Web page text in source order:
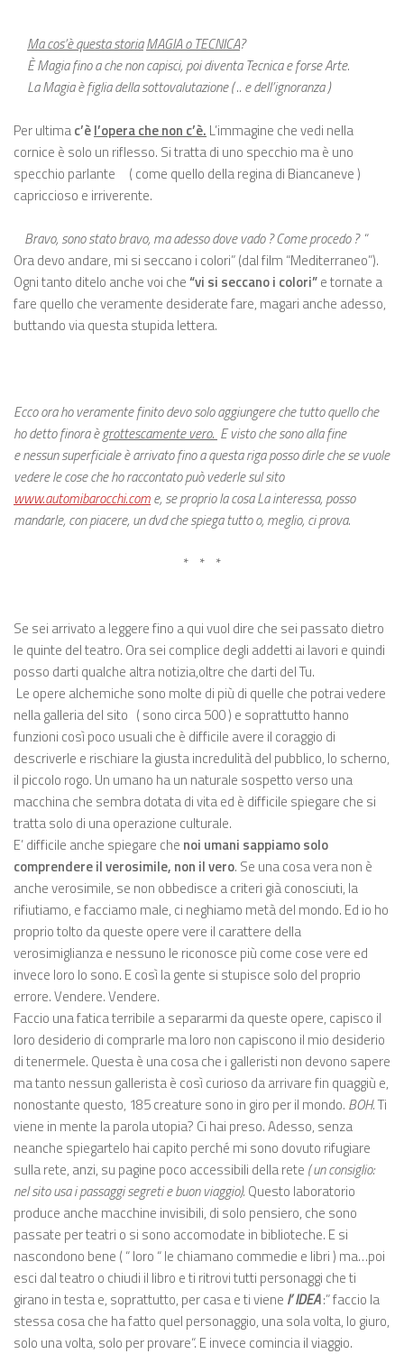
Ma cos’è questa storiaMAGIA o TECNICA?
È Magia fino a che non capisci, poi diventa Tecnica e forse Arte.
La Magia è figlia della sottovalutazione ( .. e dell’ignoranza )
Per ultimac’èl’opera che non c’è. L’immagine che vedi nella
cornice è solo un riflesso. Si tratta di uno specchio ma è uno
specchio parlante ( come quello della regina di Biancaneve )
capriccioso e irriverente.
Bravo, sono stato bravo, ma adesso dove vado ? Come procedo ? “
Ora devo andare, mi si seccano i colori” (dal film “Mediterraneo”).
Ogni tanto ditelo anche voi che“vi si seccano i colori”e tornate a
fare quello che veramente desiderate fare, magari anche adesso,
buttando via questa stupida lettera.
Ecco ora ho veramente finito devo solo aggiungere che tutto quello che
ho detto finora ègrottescamente vero. E visto che sono alla fine
e nessun superficiale è arrivato fino a questa riga posso dirle che se vuole
vedere le cose che ho raccontato può vederle sul sito
www.automibarocchi.come, se proprio la cosa La interessa, posso
mandarle, con piacere, un dvd che spiega tutto o, meglio, ci prova.
* * *
Se sei arrivato a leggere fino a qui vuol dire che sei passato dietro
le quinte del teatro. Ora sei complice degli addetti ai lavori e quindi
posso darti qualche altra notizia,oltre che darti del Tu.
Le opere alchemiche sono molte di più di quelle che potrai vedere
nella galleria del sito ( sono circa 500 ) e soprattutto hanno
funzioni così poco usuali che è difficile avere il coraggio di
descriverle e rischiare la giusta incredulità del pubblico, lo scherno,
il piccolo rogo. Un umano ha un naturale sospetto verso una
macchina che sembra dotata di vita ed è difficile spiegare che si
tratta solo di una operazione culturale.
E’ difficile anche spiegare che noi umani sappiamo solo
comprendere il verosimile, non il vero. Se una cosa vera non è
anche verosimile, se non obbedisce a criteri già conosciuti, la
rifiutiamo, e facciamo male, ci neghiamo metà del mondo. Ed io ho
proprio tolto da queste opere vere il carattere della
verosimiglianza e nessuno le riconosce più come cose vere ed
invece loro lo sono. E così la gente si stupisce solo del proprio
errore. Vendere. Vendere.
Faccio una fatica terribile a separarmi da queste opere, capisco il
loro desiderio di comprarle ma loro non capiscono il mio desiderio
di tenermele. Questa è una cosa che i galleristi non devono sapere
ma tanto nessun gallerista è così curioso da arrivare fin quaggiù e,
nonostante questo, 185 creature sono in giro per il mondo. BOH.Ti
viene in mente la parola utopia? Ci hai preso. Adesso, senza
neanche spiegartelo hai capito perché mi sono dovuto rifugiare
sulla rete, anzi, su pagine poco accessibili della rete ( un consiglio:
nel sito usa i passaggi segreti e buon viaggio). Questo laboratorio
produce anche macchine invisibili, di solo pensiero, che sono
passate per teatri o si sono accomodate in biblioteche. E si
nascondono bene ( “ loro “ le chiamano commedie e libri ) ma…poi
esci dal teatro o chiudi il libro e ti ritrovi tutti personaggi che ti
girano in testa e, soprattutto, per casa e ti viene l’ IDEA:” faccio la
stessa cosa che ha fatto quel personaggio, una sola volta, lo giuro,
solo una volta, solo per provare“. E invece comincia il viaggio.